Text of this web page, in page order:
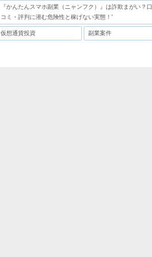
『かんたんスマホ副業（ニャンフク）』は詐欺まがい？口
コミ・評判に潜む危険性と稼げない実態！'
仮想通貨投資 副業案件